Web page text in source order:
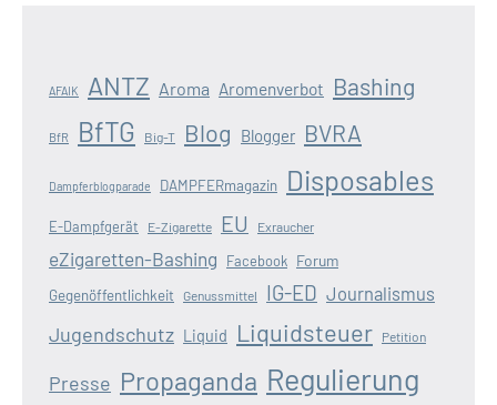
AFAIK ANTZ Aroma Aromenverbot Bashing
BfR BfTG Big-T Blog Blogger BVRA
Dampferblogparade DAMPFERmagazin Disposables
E-Dampfgerät E-Zigarette EU Exraucher
eZigaretten-Bashing Facebook Forum
Gegenöffentlichkeit Genussmittel IG-ED Journalismus
Jugendschutz Liquid Liquidsteuer Petition
Presse Propaganda Regulierung